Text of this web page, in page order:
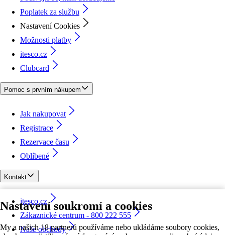
Nastavení soukromí a cookies
My a našich 18 partnerů používáme nebo ukládáme soubory cookies,
Poplatek za službu
Nastavení Cookies
Možnosti platby
itesco.cz
Clubcard
Pomoc s prvním nákupem
Jak nakupovat
Registrace
Rezervace času
Oblíbené
Kontakt
itesco.cz
Zákaznické centrum - 800 222 555
Naše obchody